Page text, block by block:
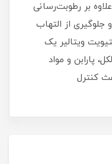
بر رطوبت‌رسانی
از التهاب
ویتالیر یک
پارابن و مواد
کنترل